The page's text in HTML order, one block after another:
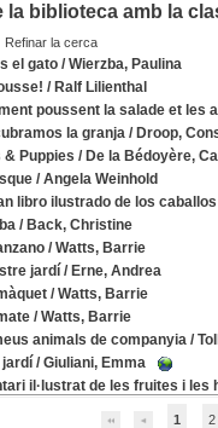
la biblioteca amb la
Refinar la cerca
el gato /Wierzba, Paulina
/ Ralf Lilienthal
poussent la salade et les
la granja / Droop,
& Puppies / De la Bédoyère,
/Angela Weinhold
libro ilustrado de los caballos
/ Back, Christine
/Watts, Barrie
jardí / Erne, Andrea
/Watts, Barrie
/Watts, Barrie
animals de companyia /
jardí /Giuliani, Emma
il·lustrat de les fruites i les
1 2